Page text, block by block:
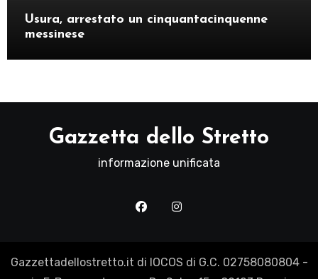
Usura, arrestato un cinquantacinquenne
messinese
Gazzetta dello Stretto
informazione unificata
Gazzettadellostretto.it di IOCOS di G.C. 02758080804 -